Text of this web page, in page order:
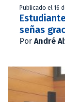
Publicado el 16
señas
Por André